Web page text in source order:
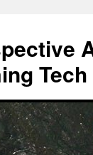
Tech